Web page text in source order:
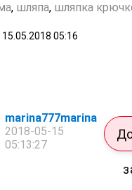
, шляпа, шляпка
15.05.2018 05:16
marina777marina
2018-05-15
05:13:27